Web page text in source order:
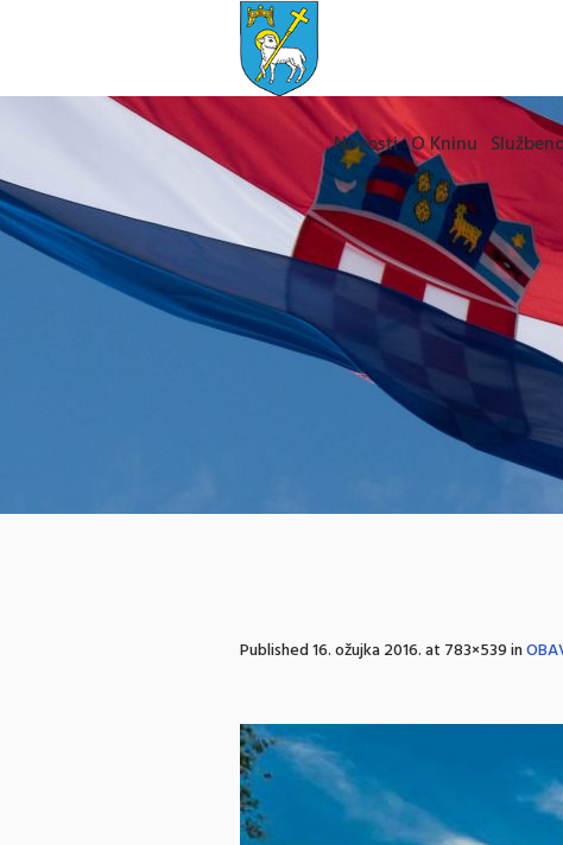
Novosti O Kninu
Published16. ožujka 2016.at 783×539 in